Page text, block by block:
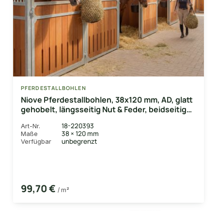
PFERDESTALLBOHLEN
Niove Pferdestallbohlen, 38x120 mm, AD, glatt
gehobelt, längsseitig Nut & Feder, beidseitig
Art-Nr. 18-220393
Maße 38 × 120 mm
Verfügbar unbegrenzt
99,70 € / m²